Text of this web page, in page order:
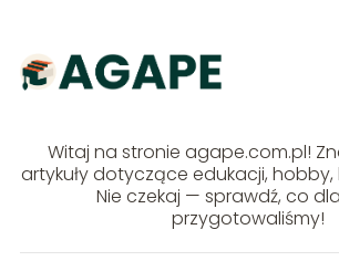
Witaj na stronie agape.com.pl!
artykuły dotyczące edukacji, hobby,
Nie czekaj — sprawdź, co
przygotowaliśmy!